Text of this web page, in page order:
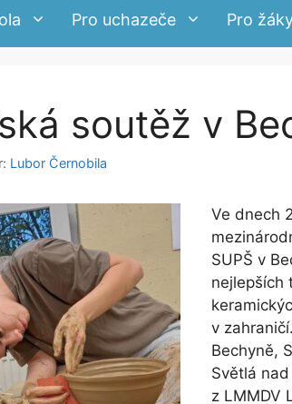
Pro uchazeče Pro
soutěž v
Lubor Černobila
Ve dnech
SUPŠ v
nejlepších
v
Bechyně,
Světlá
z LMMDV